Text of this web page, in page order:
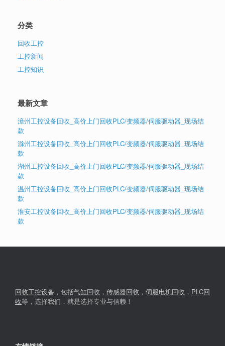
分类
回收工控
工控新闻
工控知识
最新文章
漳州工控设备回收_高价上门回收PLC/变频器/伺服驱动器_现场结
款
滁州工控设备回收_高价上门回收PLC/变频器/伺服驱动器_现场结
款
湖州工控设备回收_高价上门回收PLC/变频器/伺服驱动器_现场结
款
温州工控设备回收_高价上门回收PLC/变频器/伺服驱动器_现场结
款
淮安工控设备回收_高价上门回收PLC/变频器/伺服驱动器_现场结
款
回收工控设备 ，包括气缸回收 ， 传感器回收 ， 伺服电机回收 ， PLC回
收等，选择我们，就是选择专业与信赖！